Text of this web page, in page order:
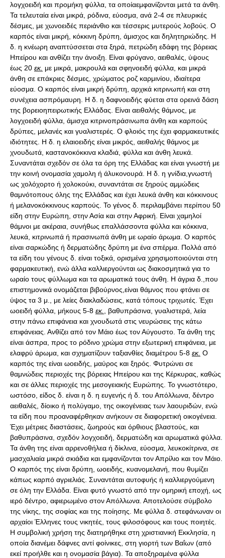
λογχοειδή και προμήκη φύλλα, τα οποίαεμφανίζονται μετά τα άνθη.
Τα τελευταία είναι μικρά, ρόδινα, εύοσμα, ανά 2-4 σε πλευρικές
δέσμες, με χωνοειδές περιάνθιο και τέσσερις μυτερούς λοβούς. Ο
καρπός είναι μικρή, κόκκινη δρύπη, άμισχος και δηλητηριώδης. Η
δ. η κνέωρη αναπτύσσεται στα ξηρά, πετρώδη εδάφη της βόρειας
Ηπείρου και ανθίζει την άνοιξη. Είναι φρύγανο, αειθαλές, ύψους
έως 20 εκ. με μικρά, μακρουλά και σφηνοειδή φύλλα, και μικρά
άνθη σε επάκριες δέσμες, χρώματος ροζ καρμινίου, ιδιαίτερα
εύοσμα. Ο καρπός είναι μικρή δρύπη, αρχικά κιτρινωπή και στη
συνέχεια ασπρόμαυρη. Η δ. η δαφνοειδής φύεται στα ορεινά δάση
της βορειοηπειρωτικής Ελλάδας. Είναι αειθαλής θάμνος, με
λογχοειδή φύλλα, άμισχα κιτρινοπράσινωπα άνθη και καρπούς
δρύπες, μελανές και γυαλιστερές. Ο φλοιός της έχει φαρμακευτικές
ιδιότητες. Η δ. η ελαιοειδής είναι μικρός, αειθαλής θάμνος με
χνουδωτά, καστανοκόκκινα κλαδιά, φύλλα και άνθη λευκά.
Συναντάται σχεδόν σε όλα τα όρη της Ελλάδας και είναι γνωστή με
την κοινή ονομασία χαμολη ή άλυκονουρά. Η δ. η γνίδια,γνωστή
ως χολόχορτο ή χολοκούκι, συναντάται σε ξηρούς αμμώδεις
θαμνότοπους όλης της Ελλάδας και έχει λευκά άνθη και κόκκινους
ή μελανοκόκκινους καρπούς. Το γένος δ. περιλαμβάνει περίπου 50
είδη στην Ευρώπη, στην Ασία και στην Αφρική. Είναι χαμηλοί
θάμνοι με ακέραια, συνήθως επαλλάσσοντα φύλλα και κόκκινα,
λευκά, κιτρινωπά ή πρασινωπά άνθη με ωραίο άρωμα. Ο καρπός
είναι σαρκώδης ή δερματώδης δρύπη με ένα σπέρμα. Πολλά από
τα είδη του γένους δ. είναι τοξικά, ορισμένα χρησιμοποιούνται στη
φαρμακευτική, ενώ άλλα καλλιεργούνται ως διακοσμητικά για το
ωραίο τους φύλλωμα και τα αρωματικά τους άνθη. Η άγρια δ.,που
επιστημονικά ονομάζεται βιβούρνος,είναι θάμνος που φτάνει σε
ύψος τα 3 μ., με λείες διακλαδώσεις, κατά τόπους τριχωτές. Έχει
ωοειδή φύλλα, μήκους 5-8 εκ.
, βαθυπράσινα, γυαλιστερά, λεία
στην πάνω επιφάνεια και χνουδωτά στις νευρώσεις της κάτω
επιφάνειας. Ανθίζει από τον Μάιο έως τον Αύγουστο. Τα άνθη της
είναι άσπρα, προς το ρόδινο χρώμα στην εξωτερική επιφάνεια, με
ελαφρύ άρωμα, και σχηματίζουν ταξιανθίες διαμέτρου 5-8 εκ. Ο
καρπός της είναι ωοειδής, μαύρος και ξηρός. Φυτρώνει σε
θαμνώδεις περιοχές της βόρειας Ηπείρου και της Κέρκυρας, καθώς
και σε άλλες περιοχές της μεσογειακής Ευρώπης. Το γνωστότερο,
ωστόσο, είδος δ. είναι η δ. η ευγενής ή δ. του Απόλλωνα, δέντρο
αειθαλές, δίοικο ή πολύγαμο, της οικογένειας των λαουριδών, ενώ
τα είδη που προαναφέρθηκαν ανήκουν σε διαφορετική οικογένεια.
Έχει μέτριες διαστάσεις, ζωηρούς και όρθιους βλαστούς, και
βαθυπράσινα, σχεδόν λογχοειδή, δερματώδη και αρωματικά φύλλα.
Τα άνθη της είναι αρρενοθήλεα ή δίκλινα, εύοσμα, λευκοκίτρινα, σε
μασχαλιαία μικρά σκιάδια και εμφανίζονται τον Απρίλιο και τον Μάιο.
Ο καρπός της είναι δρύπη, ωοειδής, κυανομελανή, που θυμίζει
κάπως καρπό αγριελιάς. Συναντάται αυτοφυής ή καλλιεργούμενη
σε όλη την Ελλάδα. Είναι φυτό γνωστό από την ομηρική εποχή, ως
ιερό δέντρο, αφιερωμένο στον Απόλλωνα. Αποτελούσε σύμβολο
της νίκης, της σοφίας και της ποίησης. Με φύλλα δ. στεφάνωναν οι
αρχαίοι Έλληνες τους νικητές, τους φιλοσόφους και τους ποιητές.
Η συμβολική χρήση της διατηρήθηκε στη χριστιανική Εκκλησία, η
οποία διανέμει δάφνες αντί φοίνικες, στη γιορτή των Βαΐων (από
εκεί προήλθε και η ονομασία βάγια). Τα αποξηραμένα φύλλα